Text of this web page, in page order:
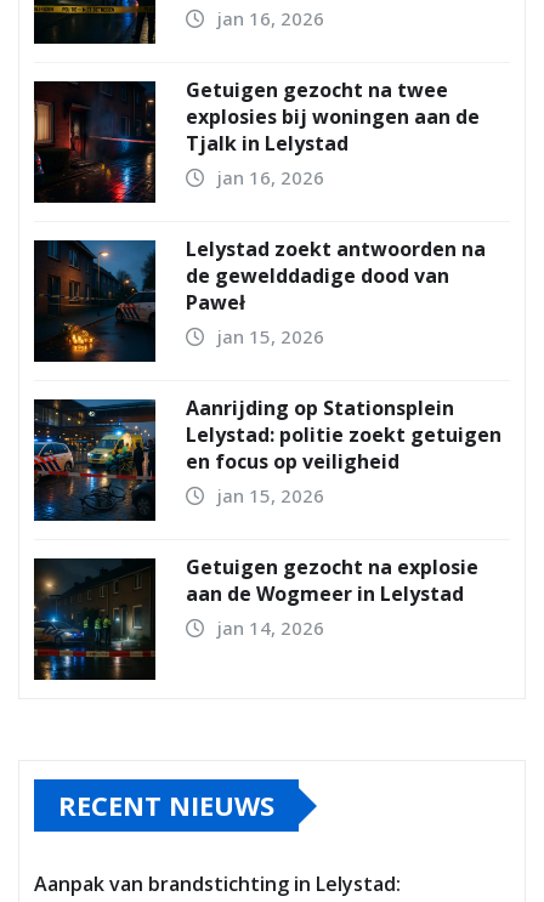
jan 16, 2026
Getuigen gezocht na twee
explosies bij woningen aan de
Tjalk in Lelystad
jan 16, 2026
Lelystad zoekt antwoorden na
de gewelddadige dood van
Paweł
jan 15, 2026
Aanrijding op Stationsplein
Lelystad: politie zoekt getuigen
en focus op veiligheid
jan 15, 2026
Getuigen gezocht na explosie
aan de Wogmeer in Lelystad
jan 14, 2026
RECENT NIEUWS
Aanpak van brandstichting in Lelystad: